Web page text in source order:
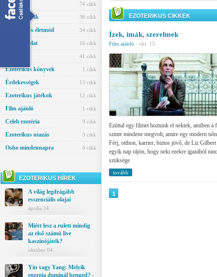
Jóslás 74 cikk
Horoszkópok 36 cikk
Egészség és életmód 34 cikk
Párkapcsolat 16 cikk
41 cikk
Ezoterikus könyvek 1 cikk
Érdekességek 13 cikk
Ezoterikus játékok 12 cikk
Film ajánló 1 cikk
Celeb ezotéria 9 cikk
Ezoterikus utazás 3 cikk
Osho mindennapra 0 cikk
EZOTERIKUS HÍREK
A világ legdrágább
esszenciális olajai
április 24.
Miért lesz a rulett mindig
az első számú live
kaszinójáték?
október 04.
Yin vagy Yang: Melyik
energia dominál benned? -
EZOTERIKUS CIKKEK
Ízek, imák, szerelmek
Film ajánló · okt. 15.
Ezúttal egy filmet hoztunk el nektek, amiben a
szinte mindene megvolt, amire egy modern
Férj, otthon, karrier, biztos jövő, de Liz
egyik nap rájön, hogy neki ezekre igazából
szüksége.
tovább
1